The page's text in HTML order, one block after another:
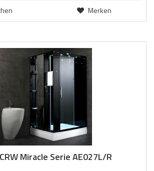
Merken
Miracle Serie AE027L/R